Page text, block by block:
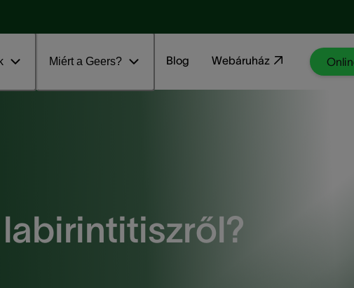
Miért a Geers? Blog Webáruház